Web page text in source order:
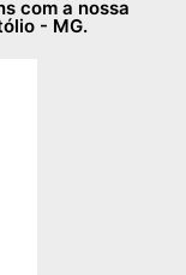
com a nossa
- MG.